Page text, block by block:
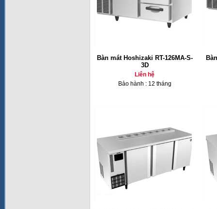
Bàn mát Hoshizaki RT-126MA-S-
3D
Liên hệ
Bảo hành : 12 tháng